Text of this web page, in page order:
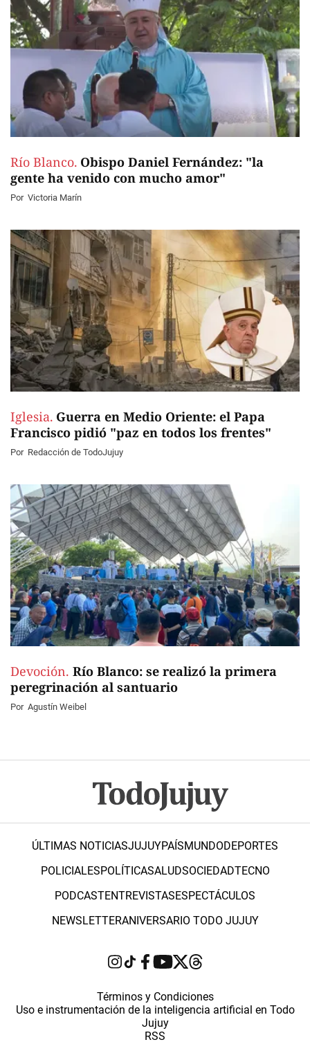
Río Blanco. Obispo Daniel Fernández: "la
gente ha venido con mucho amor"
Por Victoria Marín
Iglesia. Guerra en Medio Oriente: el Papa
Francisco pidió "paz en todos los frentes"
Por Redacción de TodoJujuy
Devoción. Río Blanco: se realizó la primera
peregrinación al santuario
Por Agustín Weibel
ÚLTIMAS NOTICIASJUJUYPAÍSMUNDODEPORTES
POLICIALESPOLÍTICASALUDSOCIEDADTECNO
PODCASTENTREVISTASESPECTÁCULOS
NEWSLETTERANIVERSARIO TODO JUJUY
Términos y Condiciones
Uso e instrumentación de la inteligencia artificial en Todo
Jujuy
RSS